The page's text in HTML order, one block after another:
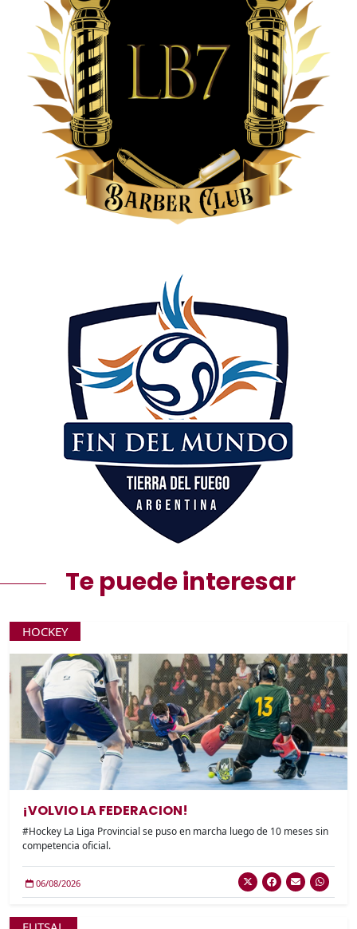
Te puede interesar
HOCKEY
¡VOLVIO LA FEDERACION!
#Hockey La Liga Provincial se puso en marcha luego de 10 meses sin
competencia oficial.
06/08/2026